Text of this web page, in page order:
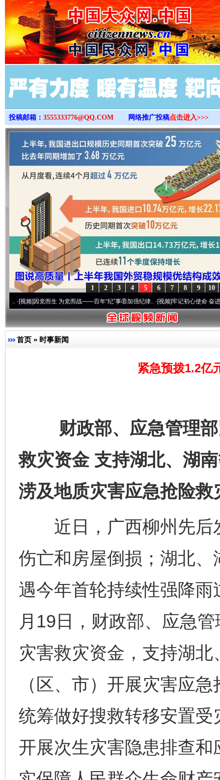
>
投稿邮箱： 3555333776@QQ.COM 网络推广投稿点击进入>>>
10
9
8
7
6
5
4
3
2
1
因党而生 为党而战——百年“纪”事⑧加强纪律..·[视频]牢记初心使命 奋进复兴征程
首页 » 时事新闻
紧急预拨1.2亿
财政部、应急管理部
救灾资金 支持湖北、湖
涝及地质灾害应急抢险救
近日，广西柳州先后
伤亡和房屋倒损；湖北
遇今年首轮持续性强降
月19日，财政部、应急
灾害救灾资金，支持湖
（区、市）开展灾害应
统筹做好搜救转移安置
开展次生灾害隐患排查